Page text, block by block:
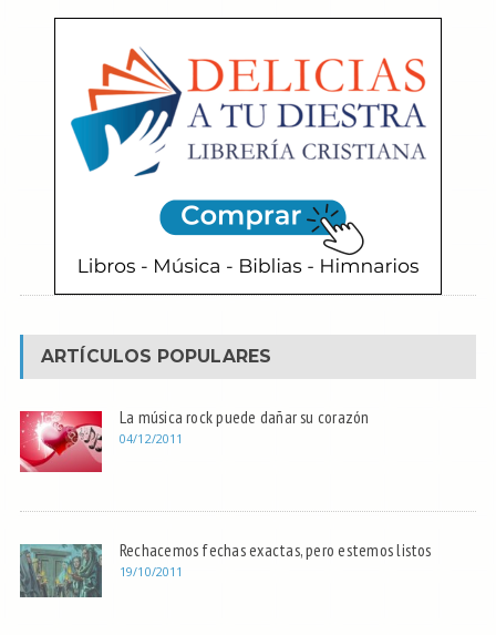
ARTÍCULOS POPULARES
La música rock puede dañar su corazón
04/12/2011
Rechacemos fechas exactas, pero estemos listos
19/10/2011